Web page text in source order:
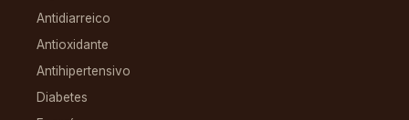
Antidiarreico
Antioxidante
Antihipertensivo
Diabetes